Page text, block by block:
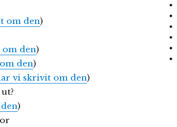
om den)
den)
den)
vi skrivit om den)
)